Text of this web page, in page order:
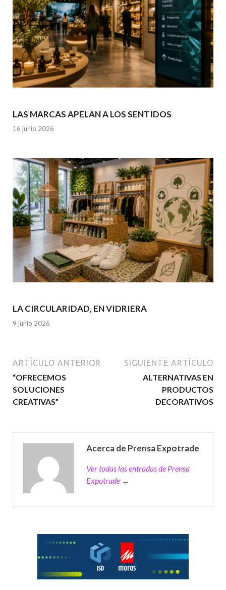
LAS MARCAS APELAN A LOS SENTIDOS
16 junio 2026
LA CIRCULARIDAD, EN VIDRIERA
9 junio 2026
ARTÍCULO ANTERIOR
“OFRECEMOS
SOLUCIONES
CREATIVAS”
SIGUIENTE ARTÍCULO
ALTERNATIVAS EN
PRODUCTOS
DECORATIVOS
Acerca de Prensa Expotrade
Ver todas las entradas de Prensa
Expotrade →